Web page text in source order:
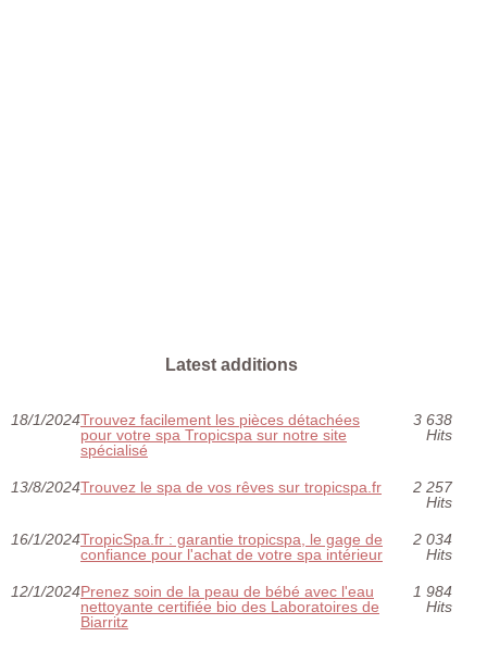
Latest additions
18/1/2024Trouvez facilement les pièces détachées
pour votre spa Tropicspa sur notre site
spécialisé
3 638
Hits
13/8/2024Trouvez le spa de vos rêves sur tropicspa.fr
2 257
Hits
16/1/2024TropicSpa.fr : garantie tropicspa, le gage de
confiance pour l'achat de votre spa intérieur
2 034
Hits
12/1/2024Prenez soin de la peau de bébé avec l'eau
nettoyante certifiée bio des Laboratoires de
Biarritz
1 984
Hits